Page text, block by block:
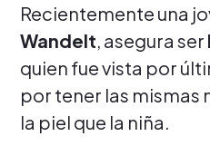
Recientemente una
Wandelt, asegura ser
quien fue vista por
por tener las mismas
la piel que la niña.